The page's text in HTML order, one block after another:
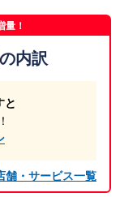
量！
内訳
と
舗・サービス一覧